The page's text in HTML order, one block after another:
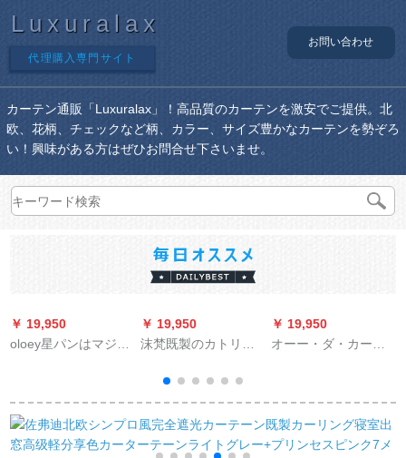
Luxuralax
代理購入専門サイト
お問い合わせ
カーテン通販「Luxuralax」！高品質のカーテンを激安でご提供。北
欧、花柄、チェックなど柄、カラー、サイズ豊かなカーテンを勢ぞろ
い！興味がある方はぜひお問合せ下さいませ。
￥ 19,950
oloey星パンはマジッ
羽音ネットの红姫系
寝室をイントストと
します。カータース
￥ 19,950
沫梵既製のカトリッ
モンモリヴィティー
北欧無地M 012-9 3.0
枚X 2.5高.フルク1錠
￥ 19,950
オーー・ダ・カー
カーターテーン寝室
リングビンビン书斎
扫き出し窓カーター